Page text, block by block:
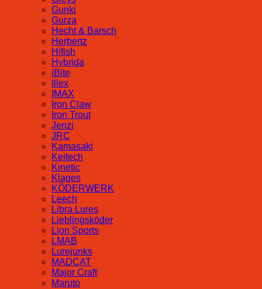
Gunki
Gurza
Hecht & Barsch
Herbertz
Hifish
Hybrida
iBite
Illex
IMAX
Iron Claw
Iron Trout
Jenzi
JRC
Kamasaki
Keitech
Kinetic
Klages
KÖDERWERK
Leech
Libra Lures
Lieblingsköder
Lion Sports
LMAB
Lurejunks
MADCAT
Major Craft
Maruto